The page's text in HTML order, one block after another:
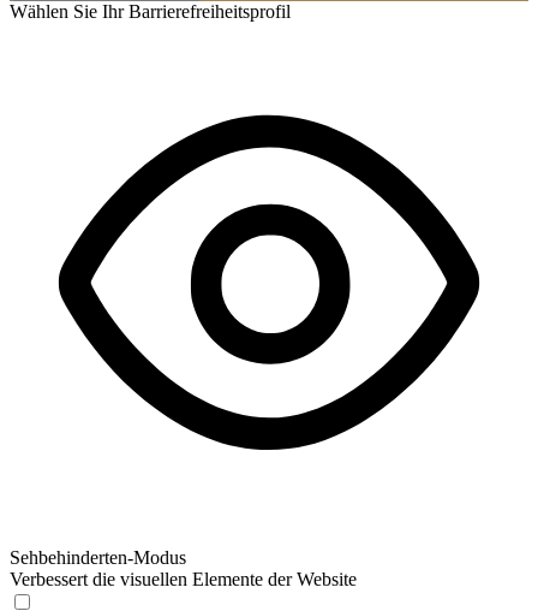
Wählen Sie Ihr Barrierefreiheitsprofil
Sehbehinderten-Modus
Verbessert die visuellen Elemente der Website